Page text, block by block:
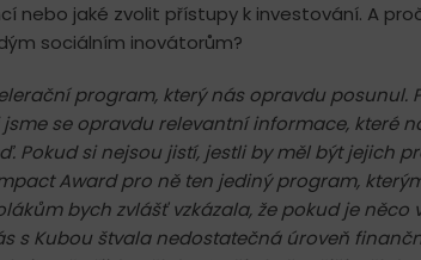
nebo jaké zvolit přístupy k investování. A
sociálním inovátorům?
program, který nás opravdu posunul.
se opravdu relevantní informace, které
Pokud si nejsou jistí, jestli by měl být jejich
Award pro ně ten jediný program,
bych zvlášť vzkázala, že pokud je něco
s Kubou štvala nedostatečná úroveň